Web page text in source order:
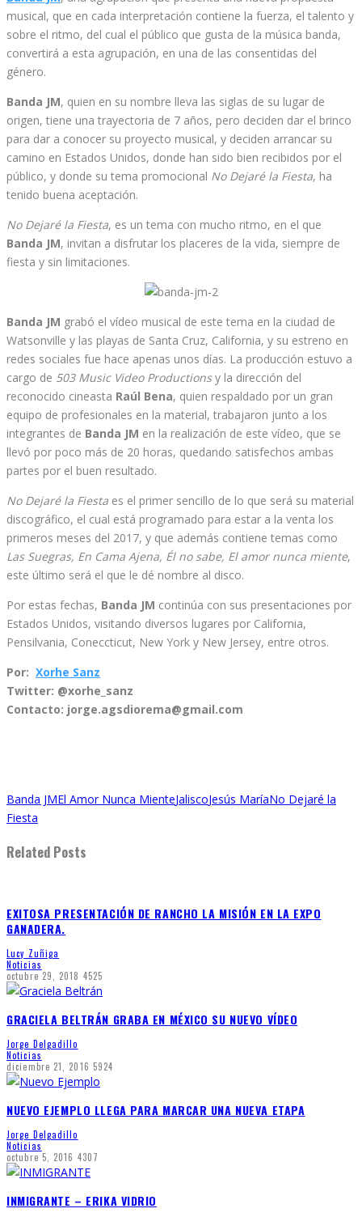
musical, que en cada interpretación contiene la fuerza, el talento y
sobre el ritmo, del cual el público que gusta de la música banda,
convertirá a esta agrupación, en una de las consentidas del
género.
Banda JM, quien en su nombre lleva las siglas de su lugar de
origen, tiene una trayectoria de 7 años, pero deciden dar el brinco
para dar a conocer su proyecto musical, y deciden arrancar su
camino en Estados Unidos, donde han sido bien recibidos por el
público, y donde su tema promocional No Dejaré la Fiesta, ha
tenido buena aceptación.
No Dejaré la Fiesta, es un tema con mucho ritmo, en el que
Banda JM, invitan a disfrutar los placeres de la vida, siempre de
fiesta y sin limitaciones.
Banda JM grabó el vídeo musical de este tema en la ciudad de
Watsonville y las playas de Santa Cruz, California, y su estreno en
redes sociales fue hace apenas unos días. La producción estuvo a
cargo de 503 Music Video Productionsy la dirección del
reconocido cineasta Raúl Bena, quien respaldado por un gran
equipo de profesionales en la material, trabajaron junto a los
integrantes de Banda JM en la realización de este vídeo, que se
llevó por poco más de 20 horas, quedando satisfechos ambas
partes por el buen resultado.
No Dejaré la Fiesta es el primer sencillo de lo que será su material
discográfico, el cual está programado para estar a la venta los
primeros meses del 2017, y que además contiene temas como
Las Suegras, En Cama Ajena, Él no sabe, El amor nunca miente,
este último será el que le dé nombre al disco.
Por estas fechas, Banda JM continúa con sus presentaciones por
Estados Unidos, visitando diversos lugares por California,
Pensilvania, Coneccticut, New York y New Jersey, entre otros.
Por: Xorhe Sanz
Twitter: @xorhe_sanz
Contacto: jorge.agsdiorema@gmail.com
Banda JMEl Amor Nunca MienteJaliscoJesús MaríaNo Dejaré la
Fiesta
Related Posts
EXITOSA PRESENTACIÓN DE RANCHO LA MISIÓN EN LA EXPO
GANADERA.
Lucy Zuñiga
Noticias
octubre 29, 2018 4525
GRACIELA BELTRÁN GRABA EN MÉXICO SU NUEVO VÍDEO
Jorge Delgadillo
Noticias
diciembre 21, 2016 5924
NUEVO EJEMPLO LLEGA PARA MARCAR UNA NUEVA ETAPA
Jorge Delgadillo
Noticias
octubre 5, 2016 4307
INMIGRANTE – ERIKA VIDRIO